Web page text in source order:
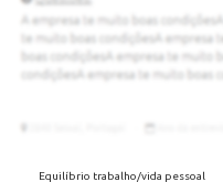
Equilíbrio trabalho/vida pessoal